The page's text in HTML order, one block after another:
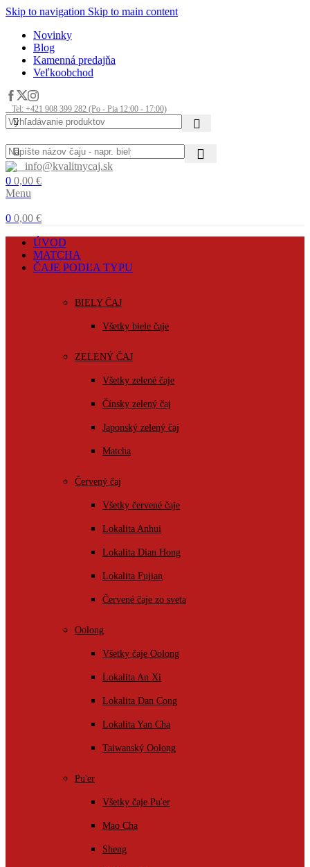
Skip to navigation Skip to main content
Novinky
Blog
Kamenná predajňa
Veľkoobchod
Tel: +421 908 399 282 (Po - Pia 12:00 - 17:00)
info@kvalitnycaj.sk
0 0,00 €
Menu
0 0,00 €
ÚVOD
MATCHA
ČAJE PODĽA TYPU
BIELY ČAJ
Všetky biele čaje
ZELENÝ ČAJ
Všetky zelené čaje
Čínsky zelený čaj
Japonský zelený čaj
Matcha
Červený čaj
Všetky červené čaje
Lokalita Anhui
Lokalita Dian Hong
Lokalita Fujian
Červené čaje zo sveta
Oolong
Všetky čaje Oolong
Lokalita An Xi
Lokalita Dan Cong
Lokalita Yan Cha
Taiwanský Oolong
Pu'er
Všetky čaje Pu'er
Mao Cha
Sheng